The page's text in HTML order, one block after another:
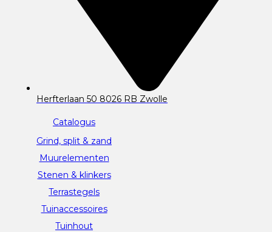
Herfterlaan 50 8026 RB Zwolle
Catalogus
Grind, split & zand
Muurelementen
Stenen & klinkers
Terrastegels
Tuinaccessoires
Tuinhout